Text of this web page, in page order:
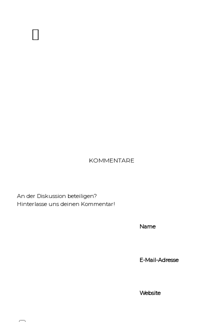
KOMMENTARE
An der Diskussion beteiligen?
Hinterlasse uns deinen Kommentar!
Name
E-Mail-Adresse
Website